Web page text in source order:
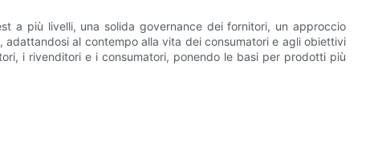
a più livelli, una solida governance dei fornitori, un approccio
al contempo alla vita dei consumatori e agli obiettivi
i rivenditori e i consumatori, ponendo le basi per prodotti più